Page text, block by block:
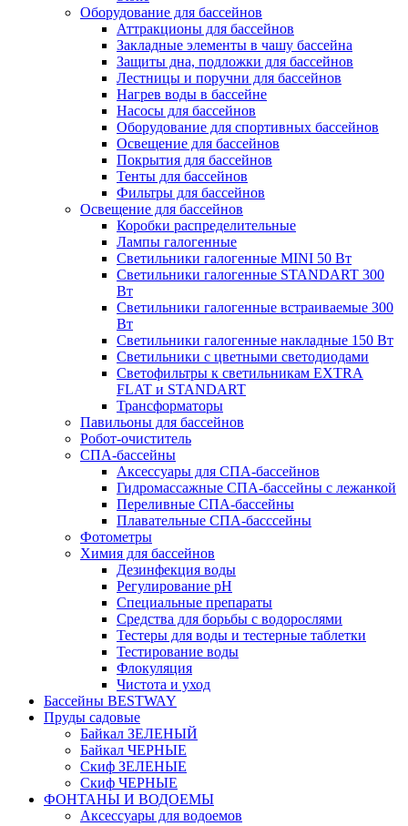
Оборудование для бассейнов
Аттракционы для бассейнов
Закладные элементы в чашу бассейна
Защиты дна, подложки для бассейнов
Лестницы и поручни для бассейнов
Нагрев воды в бассейне
Насосы для бассейнов
Оборудование для спортивных бассейнов
Освещение для бассейнов
Покрытия для бассейнов
Тенты для бассейнов
Фильтры для бассейнов
Освещение для бассейнов
Коробки распределительные
Лампы галогенные
Светильники галогенные MINI 50 Вт
Светильники галогенные STANDART 300
Вт
Светильники галогенные встраиваемые 300
Вт
Светильники галогенные накладные 150 Вт
Светильники с цветными светодиодами
Светофильтры к светильникам EXTRA
FLAT и STANDART
Трансформаторы
Павильоны для бассейнов
Робот-очиститель
СПА-бассейны
Аксессуары для СПА-бассейнов
Гидромассажные СПА-бассейны с лежанкой
Переливные СПА-бассейны
Плавательные СПА-басссейны
Фотометры
Химия для бассейнов
Дезинфекция воды
Регулирование pH
Специальные препараты
Средства для борьбы с водорослями
Тестеры для воды и тестерные таблетки
Тестирование воды
Флокуляция
Чистота и уход
Бассейны BESTWAY
Пруды садовые
Байкал ЗЕЛЕНЫЙ
Байкал ЧЕРНЫЕ
Скиф ЗЕЛЕНЫЕ
Скиф ЧЕРНЫЕ
ФОНТАНЫ И ВОДОЕМЫ
Аксессуары для водоемов